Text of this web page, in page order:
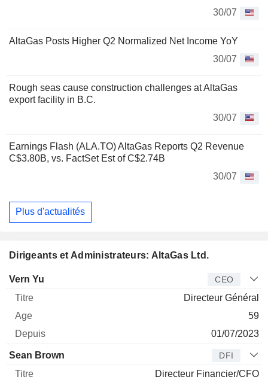
30/07
AltaGas Posts Higher Q2 Normalized Net Income YoY
30/07
Rough seas cause construction challenges at AltaGas
export facility in B.C.
30/07
Earnings Flash (ALA.TO) AltaGas Reports Q2 Revenue
C$3.80B, vs. FactSet Est of C$2.74B
30/07
Plus d'actualités
Dirigeants et Administrateurs: AltaGas Ltd.
Dirigeant
Vern Yu CEO
Directeur Général
59
01/07/2023
Sean Brown DFI
Directeur Financier/CFO